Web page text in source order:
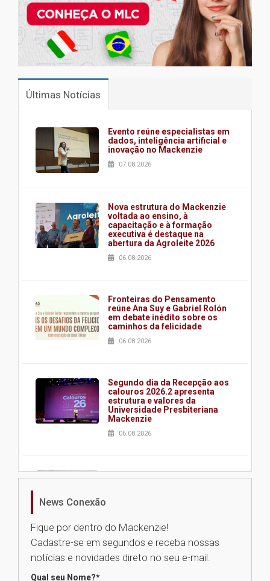
Últimas Notícias
Evento reúne especialistas em
dados, inteligência artificial e
inovação no Mackenzie
07.08.2026
Nova estrutura do Mackenzie
voltada ao ensino, à
capacitação e à formação
executiva é destaque na
abertura da Agroleite 2026
06.08.2026
Fronteiras do Pensamento
reúne Ana Suy e Gabriel Rolón
em debate inédito sobre os
caminhos da felicidade
06.08.2026
Segundo dia da Recepção aos
calouros 2026.2 apresenta
estrutura e valores da
Universidade Presbiteriana
Mackenzie
06.08.2026
Nova apresentação do Centro
Universidade Mackenzie
realizará nova edição da Feira
News Conexão
Fique por dentro do Mackenzie!
Cadastre-se em segundos e receba nossas
notícias e novidades direto no seu e-mail.
Qual seu Nome?*